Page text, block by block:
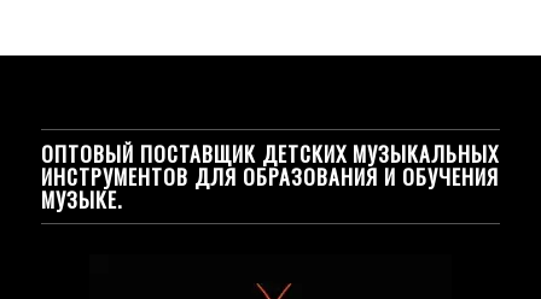
ОПТОВЫЙ ПОСТАВЩИК ДЕТСКИХ МУЗЫКАЛЬНЫХ
ИНСТРУМЕНТОВ ДЛЯ ОБРАЗОВАНИЯ И ОБУЧЕНИЯ
МУЗЫКЕ.